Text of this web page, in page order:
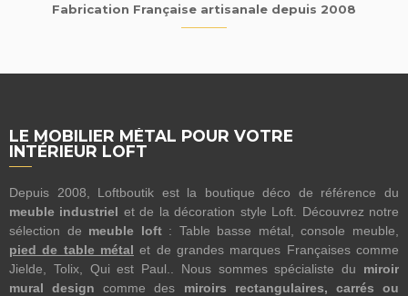
Fabrication Française artisanale depuis 2008
LE MOBILIER MÉTAL POUR VOTRE
INTÉRIEUR LOFT
Depuis 2008, Loftboutik est la boutique déco de référence du
meuble industriel et de la décoration style Loft. Découvrez notre
sélection de meuble loft: Table basse métal, console meuble,
pied de table métal et de grandes marques Françaises comme
Jielde, Tolix, Qui est Paul.. Nous sommes spécialiste du miroir
mural design comme des miroirs rectangulaires, carrés ou